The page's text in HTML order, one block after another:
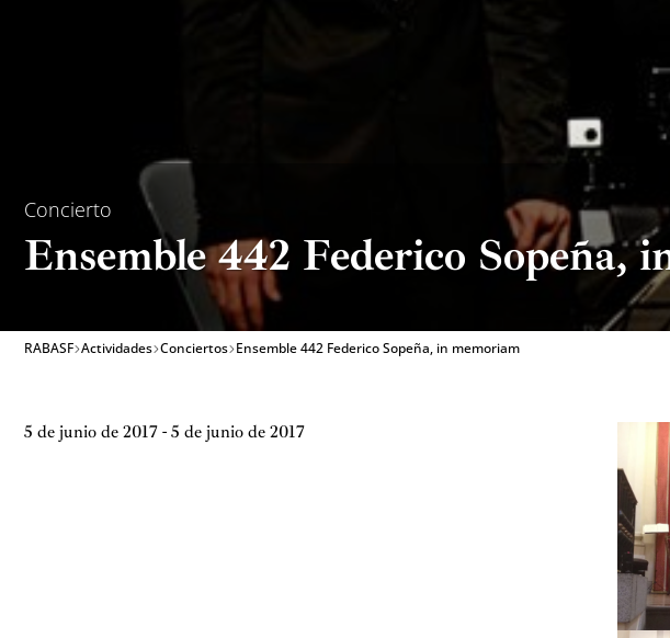
Concierto
Ensemble 442 Federico Sopeña,
RABASF Actividades Conciertos Ensemble 442 Federico Sopeña, in memoriam
5 de junio de 2017 - 5 de junio de 2017